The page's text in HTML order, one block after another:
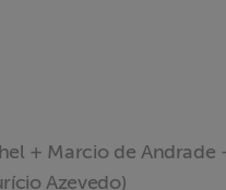
+ Marcio de Andrade
Azevedo)